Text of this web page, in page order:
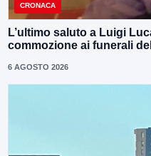
CRONACA
L’ultimo saluto a Luigi
commozione ai funerali
6 AGOSTO 2026